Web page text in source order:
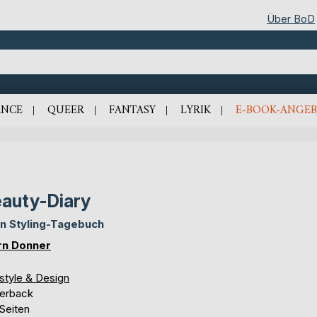
Über BoD
QUEER FANTASY LYRIK E-BOOK-
Diary
Styling-Tagebuch
Donner
& Design